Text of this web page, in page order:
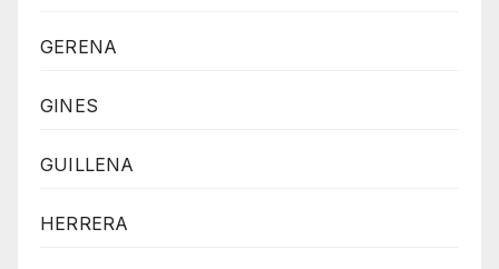
GERENA
GINES
GUILLENA
HERRERA